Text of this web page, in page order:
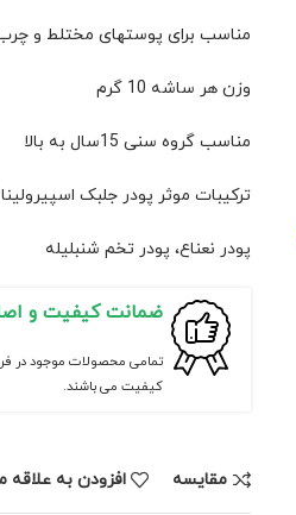
مناسب برای پوستهای مختلط و
وزن هر ساشه 10 گرم
مناسب گروه سنی 15سال به بالا
ترکیبات موثر پودر جلبک
پودر نعناع، پودر تخم شنبلیله
ضمانت کیفیت و
تمامی محصولات موجود در
کیفیت می باشند.
مقايسه افزودن به علاقه